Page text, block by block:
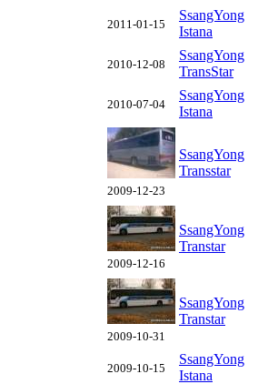
2011-01-15
SsangYong
Istana
2010-12-08
SsangYong
TransStar
2010-07-04
SsangYong
Istana
2009-12-23
SsangYong
Transstar
2009-12-16
SsangYong
Transtar
2009-10-31
SsangYong
Transtar
2009-10-15
SsangYong
Istana